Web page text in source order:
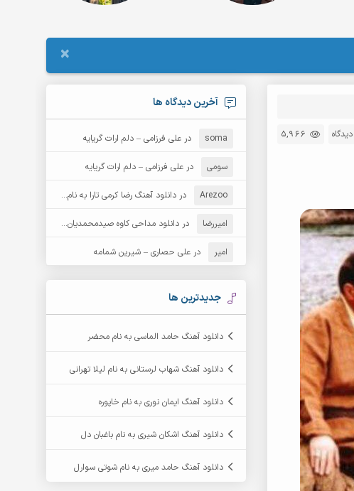
×
5,966
آخرین دیدگاه ها
soma درعلی فرزامی – دلم ارات گریایه
سومی درعلی فرزامی – دلم ارات گریایه
Arezoo دردانلود آهنگ رضا کرمی تارا به نام قمار
امیررضا دردانلود مداحی کاوه صیدمحمدیان به نام سردار باوفا
امیر درعلی حصاری – شیرین شمامه
جدیدترین ها
دانلود آهنگ حامد الماسی به نام محضر
دانلود آهنگ شهاب لرستانی به نام لیلا تهرانی
دانلود آهنگ ایمان نوری به نام خاپوره
دانلود آهنگ اشکان شیری به نام باغبان دل
دانلود آهنگ حامد میری به نام شوتی سوارل